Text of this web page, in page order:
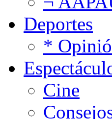
Deportes
*
Cine